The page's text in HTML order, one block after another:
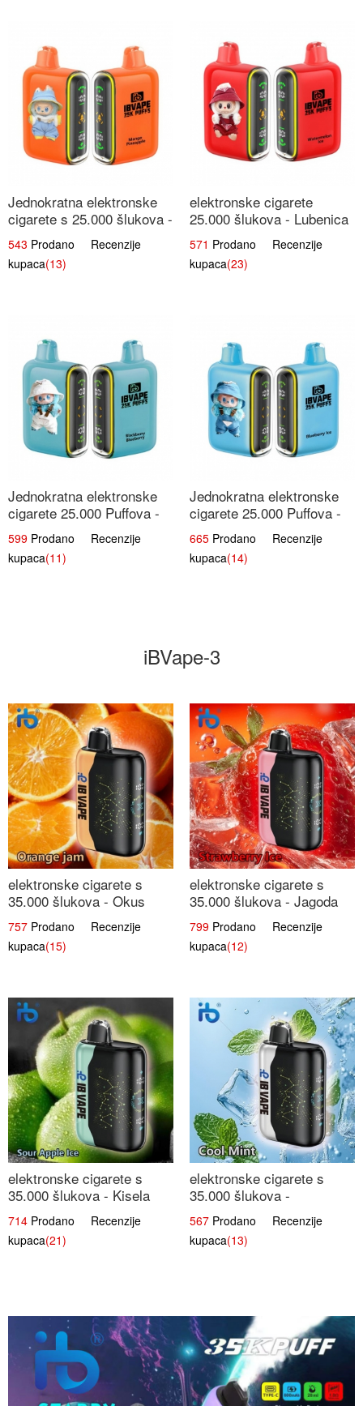
Jednokratna elektronske
cigarete s 25.000 šlukova -
Mango & Ananas |
Egzotična Voćna
Mješavina
543 Prodano Recenzije
kupaca(13)
elektronske cigarete
25.000 šlukova - Lubenica
Led | Osježavajući Ljetni
Okus
571 Prodano Recenzije
kupaca(23)
Jednokratna elektronske
cigarete 25.000 Puffova -
Kupina & Borovnica |
Šumska Voćna Mješavina
599 Prodano Recenzije
kupaca(11)
Jednokratna elektronske
cigarete 25.000 Puffova -
Jagodni Sladoled |
Kremasta Slatka Okus
665 Prodano Recenzije
kupaca(14)
iBVape-3
elektronske cigarete s
35.000 šlukova - Okus
Narančinog Džema |
Dugotrajno Iskustvo
757 Prodano Recenzije
kupaca(15)
elektronske cigarete s
35.000 šlukova - Jagoda
Led | Ohladivši i
Osježavajući Okus
799 Prodano Recenzije
kupaca(12)
elektronske cigarete s
35.000 šlukova - Kisela
Jabuka Led | Osježavajući
Kiselo-Slatki Okus
714 Prodano Recenzije
kupaca(21)
elektronske cigarete s
35.000 šlukova -
Osježavajući Mentol |
Čista i Svježa Okus
567 Prodano Recenzije
kupaca(13)